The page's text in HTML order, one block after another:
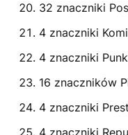
32 znaczniki
4 znaczniki
4 znaczniki
16 znaczników
4 znaczniki